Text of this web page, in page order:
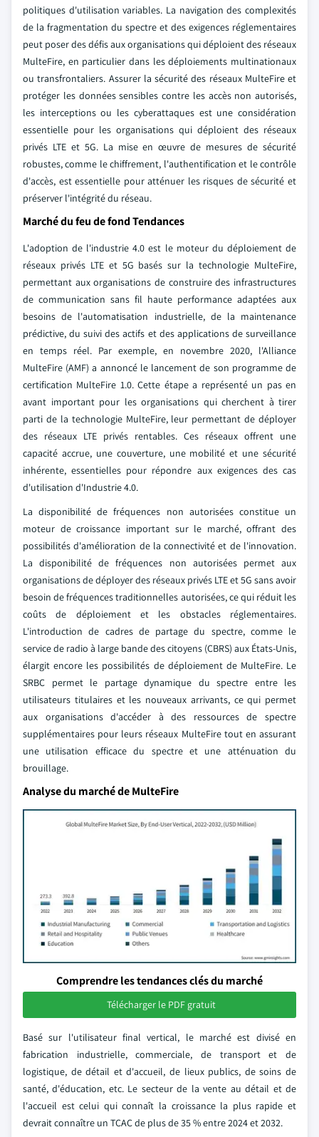
politiques d'utilisation variables. La navigation des complexités
de la fragmentation du spectre et des exigences réglementaires
peut poser des défis aux organisations qui déploient des réseaux
MulteFire, en particulier dans les déploiements multinationaux
ou transfrontaliers. Assurer la sécurité des réseaux MulteFire et
protéger les données sensibles contre les accès non autorisés,
les interceptions ou les cyberattaques est une considération
essentielle pour les organisations qui déploient des réseaux
privés LTE et 5G. La mise en œuvre de mesures de sécurité
robustes, comme le chiffrement, l'authentification et le contrôle
d'accès, est essentielle pour atténuer les risques de sécurité et
préserver l'intégrité du réseau.
Marché du feu de fond Tendances
L'adoption de l'industrie 4.0 est le moteur du déploiement de
réseaux privés LTE et 5G basés sur la technologie MulteFire,
permettant aux organisations de construire des infrastructures
de communication sans fil haute performance adaptées aux
besoins de l'automatisation industrielle, de la maintenance
prédictive, du suivi des actifs et des applications de surveillance
en temps réel. Par exemple, en novembre 2020, l'Alliance
MulteFire (AMF) a annoncé le lancement de son programme de
certification MulteFire 1.0. Cette étape a représenté un pas en
avant important pour les organisations qui cherchent à tirer
parti de la technologie MulteFire, leur permettant de déployer
des réseaux LTE privés rentables. Ces réseaux offrent une
capacité accrue, une couverture, une mobilité et une sécurité
inhérente, essentielles pour répondre aux exigences des cas
d'utilisation d'Industrie 4.0.
La disponibilité de fréquences non autorisées constitue un
moteur de croissance important sur le marché, offrant des
possibilités d'amélioration de la connectivité et de l'innovation.
La disponibilité de fréquences non autorisées permet aux
organisations de déployer des réseaux privés LTE et 5G sans avoir
besoin de fréquences traditionnelles autorisées, ce qui réduit les
coûts de déploiement et les obstacles réglementaires.
L'introduction de cadres de partage du spectre, comme le
service de radio à large bande des citoyens (CBRS) aux États-Unis,
élargit encore les possibilités de déploiement de MulteFire. Le
SRBC permet le partage dynamique du spectre entre les
utilisateurs titulaires et les nouveaux arrivants, ce qui permet
aux organisations d'accéder à des ressources de spectre
supplémentaires pour leurs réseaux MulteFire tout en assurant
une utilisation efficace du spectre et une atténuation du
brouillage.
Analyse du marché de MulteFire
Comprendre les tendances clés du marché
Télécharger le PDF gratuit
Basé sur l'utilisateur final vertical, le marché est divisé en
fabrication industrielle, commerciale, de transport et de
logistique, de détail et d'accueil, de lieux publics, de soins de
santé, d'éducation, etc. Le secteur de la vente au détail et de
l'accueil est celui qui connaît la croissance la plus rapide et
devrait connaître un TCAC de plus de 35 % entre 2024 et 2032.